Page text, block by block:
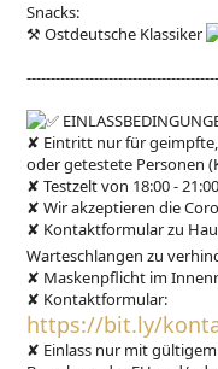
Snacks:
⚒︎ Ostdeutsche Klassiker
✘ Eintritt nur für
oder getestete Personen
✘ Testzelt von 18:00 -
✘ Wir akzeptieren die
✘ Kontaktformular zu
Warteschlangen zu
✘ Maskenpflicht im
✘ Kontaktformular:
https://bit.ly/
✘ Einlass nur mit